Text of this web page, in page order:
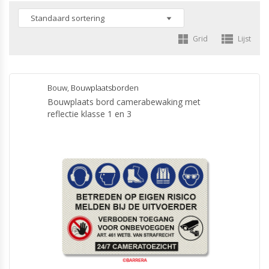
Grid Lijst
Bouw, Bouwplaatsborden
Bouwplaats bord camerabewaking met
reflectie klasse 1 en 3